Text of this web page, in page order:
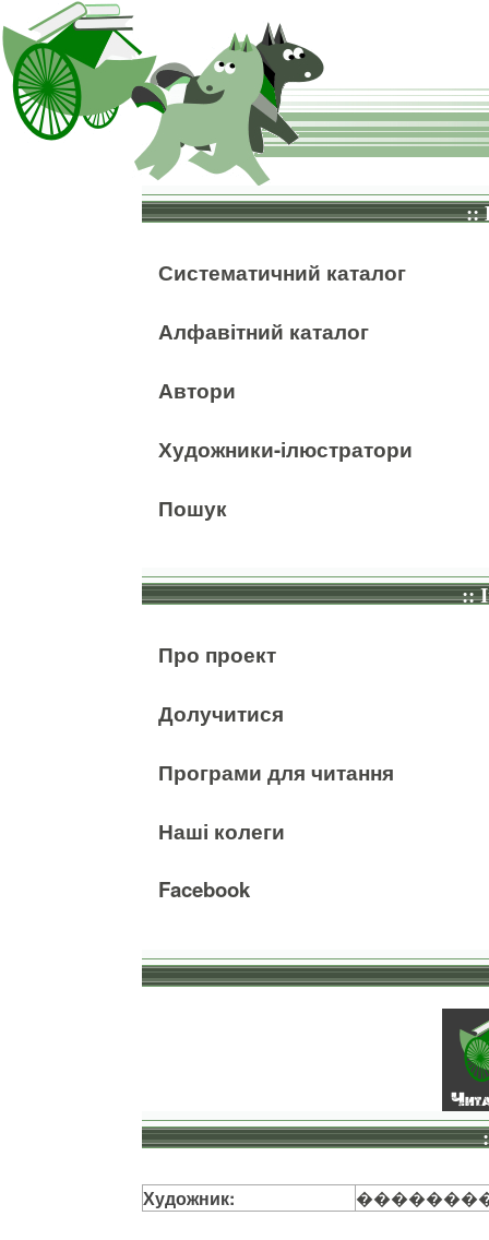
::
Систематичний каталог
Алфавітний каталог
Автори
Художники-ілюстратори
Пошук
::
Про проект
Долучитися
Програми для читання
Наші колеги
Facebook
Художник: